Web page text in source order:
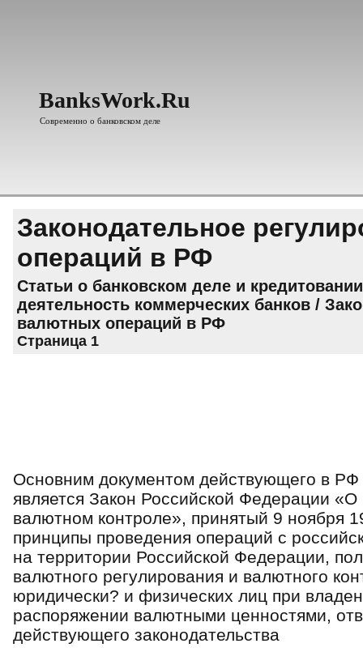
BanksWork.Ru
Современно о банковском деле
Законодательное
операций в РФ
Статьи о банковском деле и кредитовании
деятельность коммерческих банков /
валютных операций в РФ
Страница 1
Основним документом действующего в РФ
является Закон Российской Федерации
валютном контроле», принятый 9 ноября
принципы проведения операций с
на территории Российской Федерации,
валют­ного регулирования и валютного
юридически? и физических лиц при
распоряжении валютными ценностями,
действующего законодательства